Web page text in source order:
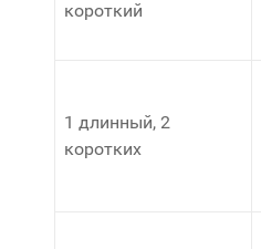
короткий
1 длинный, 2
коротких